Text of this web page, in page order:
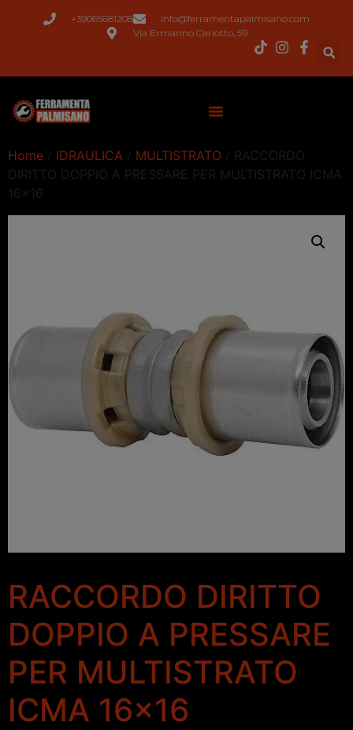
+39065681208
info@ferramentapalmisano.com
Via Ermanno Carlotto, 59
Home / IDRAULICA / MULTISTRATO / RACCORDO
DIRITTO DOPPIO A PRESSARE PER MULTISTRATO ICMA
16×16
RACCORDO DIRITTO
DOPPIO A PRESSARE
PER MULTISTRATO
ICMA 16×16